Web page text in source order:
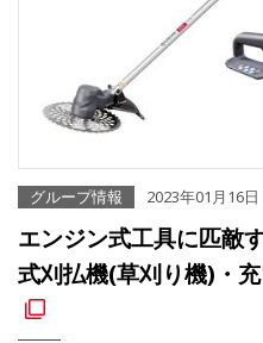
グループ情報 2023年01月16日
エンジン式工具に匹敵
式刈払機(草刈り機)・